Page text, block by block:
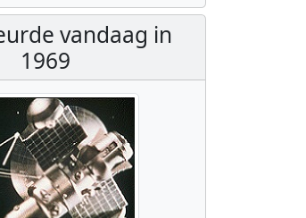
vandaag in
1969